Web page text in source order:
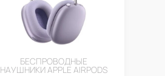
БЕСПРОВОДНЫЕ
НАУШНИКИ APPLE AIRPODS